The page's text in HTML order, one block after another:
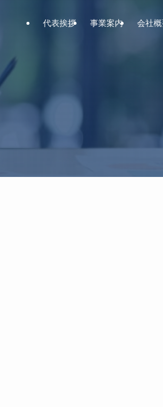
代表挨拶 事業案内 会社